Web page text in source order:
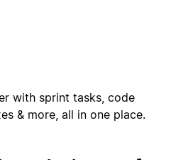
with sprint tasks, code
& more, all in one place.